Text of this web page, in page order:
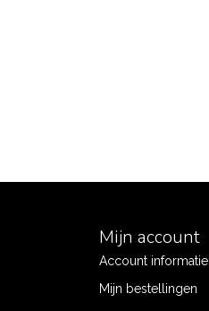
Mijn account
Account informatie
Mijn bestellingen